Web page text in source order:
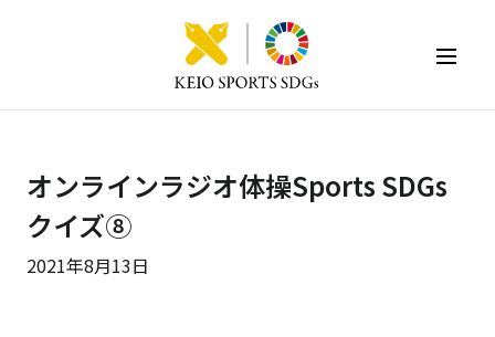
オンラインラジオ体操Sports SDGs
クイズ⑧
2021年8月13日